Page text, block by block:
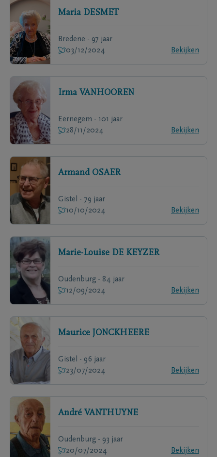
Maria DESMET
Bredene - 97 jaar
03/12/2024
Bekijken
Irma VANHOOREN
Eernegem - 101 jaar
28/11/2024
Bekijken
Armand OSAER
Gistel - 79 jaar
10/10/2024
Bekijken
Marie-Louise DE KEYZER
Oudenburg - 84 jaar
12/09/2024
Bekijken
Maurice JONCKHEERE
Gistel - 96 jaar
23/07/2024
Bekijken
André VANTHUYNE
Oudenburg - 93 jaar
20/07/2024
Bekijken